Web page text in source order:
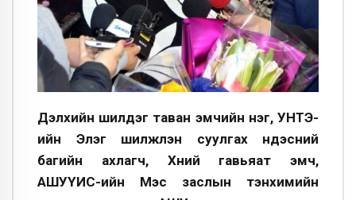
Дэлхийн шилдэг таван эмчийн нэг, УНТЭ-
ийн Элэг шилжүүлэн суулгах үндэсний
багийн ахлагч, Хүний гавьяат эмч,
АШУҮИС-ийн Мэс заслын тэнхимийн